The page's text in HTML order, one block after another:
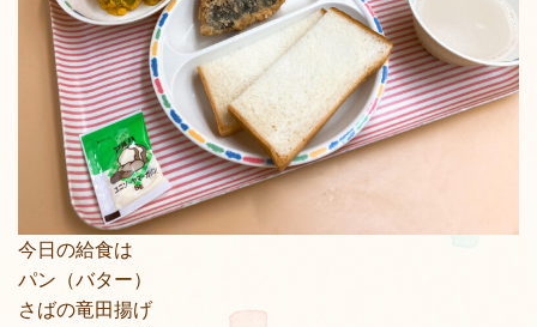
今日の給食は
パン（バター）
さばの竜田揚げ